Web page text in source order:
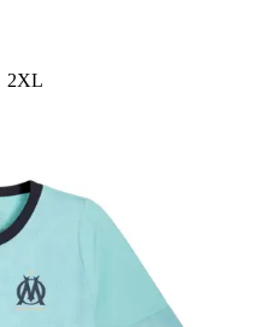
2XL